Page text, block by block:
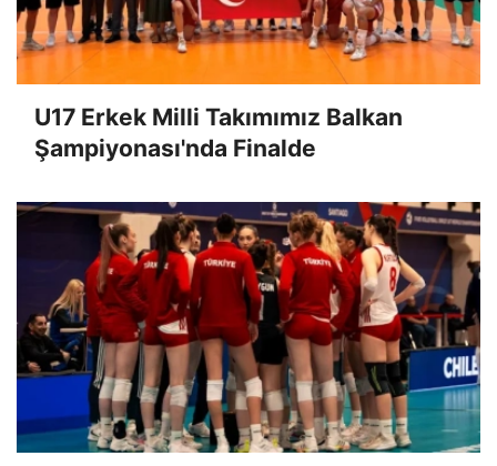
U17 Erkek Milli Takımımız Balkan
Şampiyonası'nda Finalde